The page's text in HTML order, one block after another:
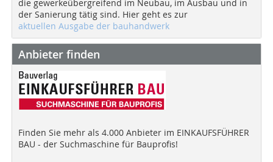
die gewerkeübergreifend im Neubau, im Ausbau und in
der Sanierung tätig sind. Hier geht es zur
aktuellen Ausgabe der bauhandwerk
Anbieter finden
Finden Sie mehr als 4.000 Anbieter im EINKAUFSFÜHRER
BAU - der Suchmaschine für Bauprofis!